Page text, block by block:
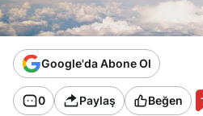
Google'da Abone Ol
0 Paylaş Beğen